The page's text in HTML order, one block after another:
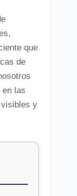
que
de
en las
y